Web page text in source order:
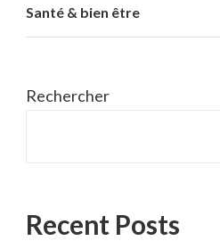
Santé & bien être
Rechercher
Recent Posts